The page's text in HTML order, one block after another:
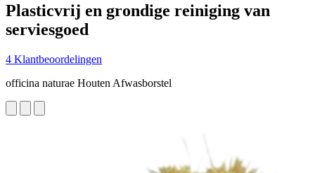
Plasticvrij en grondige reiniging van
serviesgoed
4 Klantbeoordelingen
officina naturae Houten Afwasborstel